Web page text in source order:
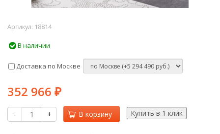
Артикул: 18814
В наличии
Доставка по Москве
352 966 ₽
- + В корзину